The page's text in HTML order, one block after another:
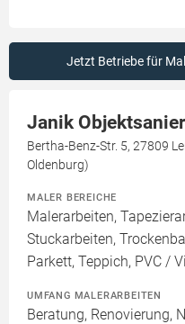
Jetzt Betriebe für
Janik
Bertha-Benz-Str. 5, 27809
Oldenburg)
MALER BEREICHE
Malerarbeiten,
Stuckarbeiten,
Parkett, Teppich, PVC /
UMFANG MALERARBEITEN
Beratung, Renovierung,